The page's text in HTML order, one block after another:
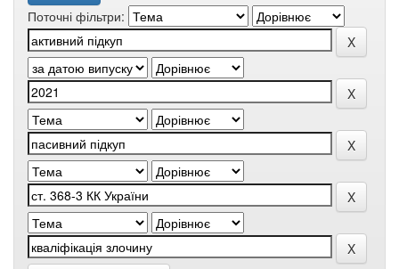
Поточні фільтри: